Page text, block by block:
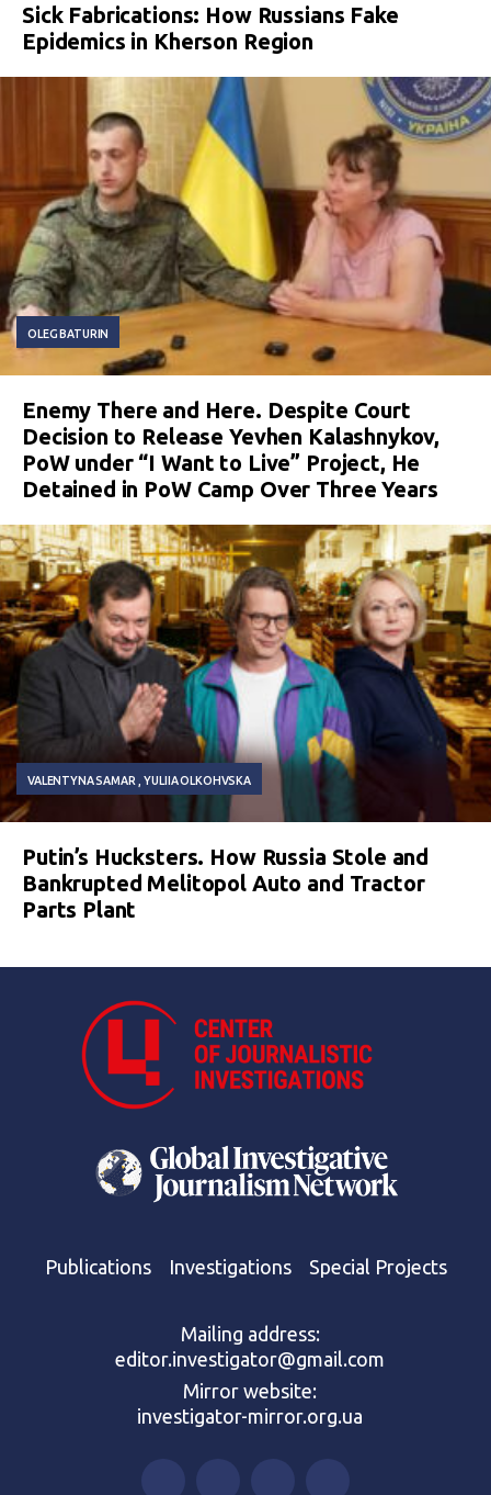
Sick Fabrications: How Russians Fake
Epidemics in Kherson Region
OLEG BATURIN
Enemy There and Here. Despite Court
Decision to Release Yevhen Kalashnykov,
PoW under “I Want to Live” Project, He
Detained in PoW Camp Over Three Years
VALENTYNA SAMAR YULIIA OLKOHVSKA
Putin’s Hucksters. How Russia Stole and
Bankrupted Melitopol Auto and Tractor
Parts Plant
Publications Investigations Special Projects
Mailing address:
editor.investigator@gmail.com
Mirror website:
investigator-mirror.org.ua